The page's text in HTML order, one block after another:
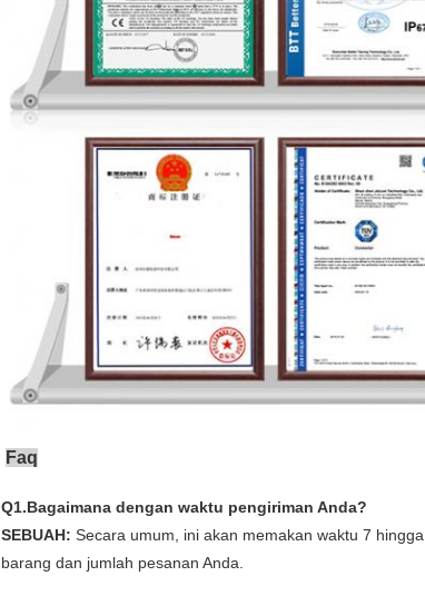
Faq
Q1.Bagaimana dengan waktu pengiriman Anda?
SEBUAH: Secara umum, ini akan memakan waktu 7
barang dan jumlah pesanan Anda.